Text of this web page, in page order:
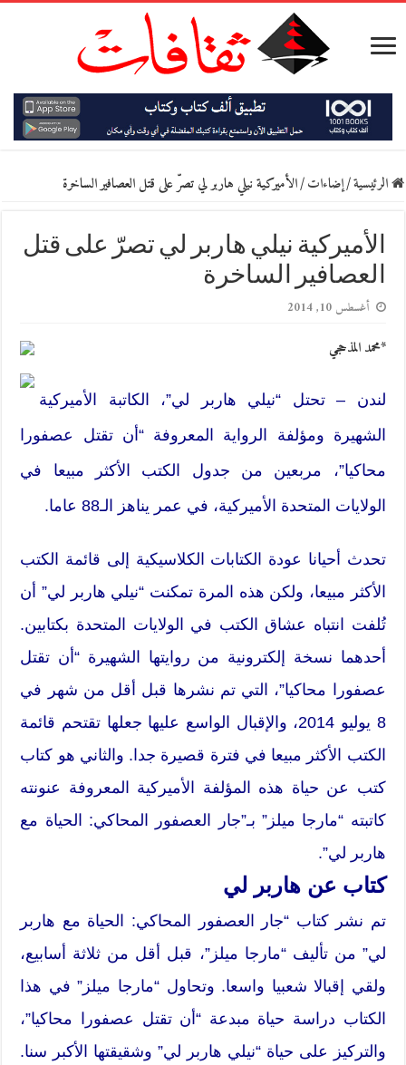
الرئيسية/إضاءات/الأميركية نيلي هاربر لي تصرّ على قتل العصافير الساخرة
الأميركية نيلي هاربر لي تصرّ على قتل
العصافير الساخرة
أغسطس 10, 2014
*محمد المذحجي
لندن – تحتل “نيلي هاربر لي”، الكاتبة الأميركية
الشهيرة ومؤلفة الرواية المعروفة “أن تقتل عصفورا
محاكيا”، مربعين من جدول الكتب الأكثر مبيعا في
الولايات المتحدة الأميركية، في عمر يناهز الـ88 عاما.
تحدث أحيانا عودة الكتابات الكلاسيكية إلى قائمة الكتب
الأكثر مبيعا، ولكن هذه المرة تمكنت “نيلي هاربر لي” أن
تُلفت انتباه عشاق الكتب في الولايات المتحدة بكتابين.
أحدهما نسخة إلكترونية من روايتها الشهيرة “أن تقتل
عصفورا محاكيا”، التي تم نشرها قبل أقل من شهر في
8 يوليو 2014، والإقبال الواسع عليها جعلها تقتحم قائمة
الكتب الأكثر مبيعا في فترة قصيرة جدا. والثاني هو كتاب
كتب عن حياة هذه المؤلفة الأميركية المعروفة عنونته
كاتبته “مارجا ميلز” بـ”جار العصفور المحاكي: الحياة مع
هاربر لي”.
كتاب عن هاربر لي
تم نشر كتاب “جار العصفور المحاكي: الحياة مع هاربر
لي” من تأليف “مارجا ميلز”، قبل أقل من ثلاثة أسابيع،
ولقي إقبالا شعبيا واسعا. وتحاول “مارجا ميلز” في هذا
الكتاب دراسة حياة مبدعة “أن تقتل عصفورا محاكيا”،
والتركيز على حياة “نيلي هاربر لي” وشقيقتها الأكبر سنا.